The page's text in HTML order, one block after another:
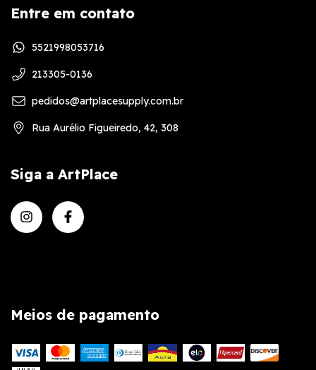
Entre em contato
5521998053716
213305-0136
pedidos@artplacesupply.com.br
Rua Aurélio Figueiredo, 42, 308
Siga a ArtPlace
Meios de pagamento